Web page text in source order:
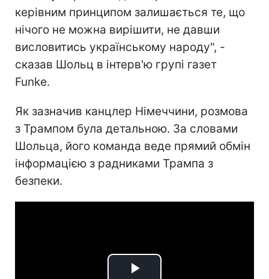
керівним принципом залишається те, що
нічого не можна вирішити, не давши
висловитись українському народу", -
сказав Шольц в інтерв'ю групі газет
Funke.
Як зазначив канцлер Німеччини, розмова
з Трампом була детальною. За словами
Шольца, його команда веде прямий обмін
інформацією з радниками Трампа з
безпеки.